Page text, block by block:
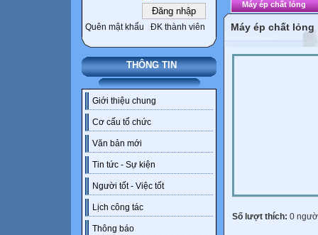
Quên mật khẩu ĐK thành viên
THÔNG TIN
Giới thiệu chung
Cơ cấu tổ chức
Văn bản mới
Tin tức - Sự kiện
Người tốt - Việc tốt
Lịch công tác
Thông báo
Máy ép chất lỏng
Máy ép chất lỏng
Số lượt thích: 0